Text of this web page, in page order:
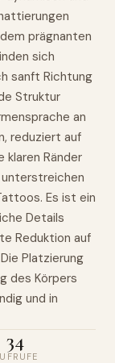
prägnanten
sich
sanft Richtung
Struktur
an
reduziert auf
klaren Ränder
Es ist ein
Details
Reduktion auf
Platzierung
des Körpers
und in
34